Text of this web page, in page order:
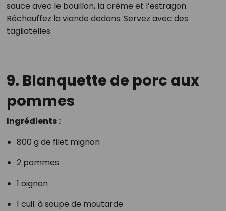
sauce avec le bouillon, la crème et l’estragon.
Réchauffez la viande dedans. Servez avec des
tagliatelles.
9. Blanquette de porc aux
pommes
Ingrédients :
800 g de filet mignon
2 pommes
1 oignon
1 cuil. à soupe de moutarde